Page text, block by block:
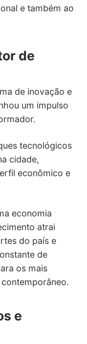
e também ao
de
de inovação e
um impulso
tecnológicos
cidade,
econômico e
economia
atrai
do país e
de
os mais
e